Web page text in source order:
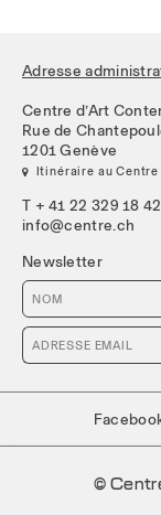
Adresse
Centre d’Art
Rue de
1201 Genève
 Itinéraire au Centre
T + 41 22 329 18 42
info@centre.ch
Newsletter
©